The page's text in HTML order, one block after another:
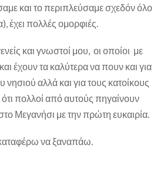
και το περιπλεύσαμε σχεδόν όλο
έχει πολλές ομορφιές.
και γνωστοί μου, οι οποίοι με
έχουν τα καλύτερα να πουν και για
νησιού αλλά και για τους κατοίκους
ότι πολλοί από αυτούς πηγαίνουν
Μεγανήσι με την πρώτη ευκαιρία.
να ξαναπάω.